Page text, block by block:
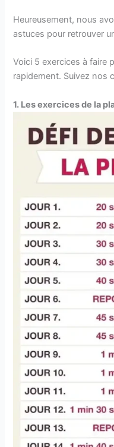
Heureusement, nous
astuces pour retrouver
Voici 5 exercices à faire
rapidement. Suivez nos
1. Les exercices de la